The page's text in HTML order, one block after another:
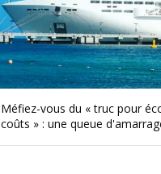
Méfiez-vous du « truc pour
coûts » : une queue